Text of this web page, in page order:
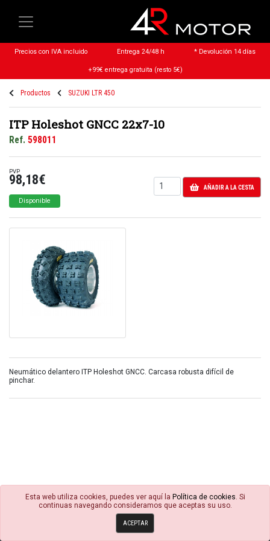
Precios con IVA incluido Entrega 24/48 h * Devolución 14 días
+99€ entrega gratuita (resto 5€)
Productos SUZUKI LTR 450
ITP Holeshot GNCC 22x7-10
Ref. 598011
PVP
98,18€
Disponible
AÑADIR A LA CESTA
Neumático delantero ITP Holeshot GNCC. Carcasa robusta difícil de
pinchar.
Condiciones Generales Avisos Legales
Esta web utiliza cookies, puedes ver aquí la Política de cookies . Si
continuas navegando consideramos que aceptas su uso.
ACEPTAR